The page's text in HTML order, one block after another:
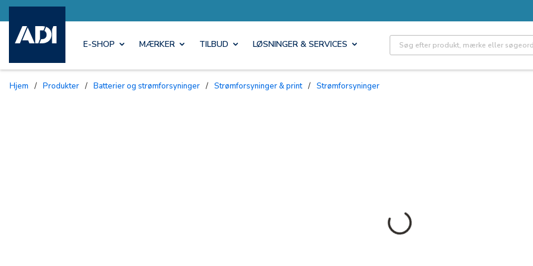
E-SHOP MÆRKER TILBUD LØSNINGER & SERVICES Site Search
Hjem / Produkter / Batterier og strømforsyninger / Strømforsyninger & print / Strømforsyninger